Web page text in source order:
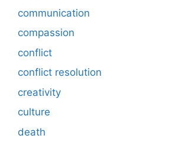
communication
compassion
conflict
conflict resolution
creativity
culture
death